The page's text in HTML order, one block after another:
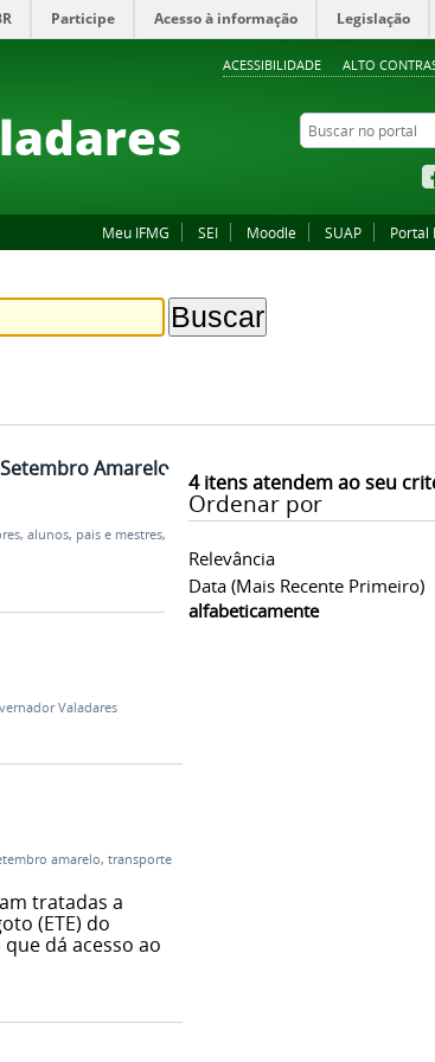
ACESSIBILIDADE ALTO
Participe Acesso à informação Legislação
Buscar no portal
Meu IFMG SEI Moodle SUAP Portal
4itens atendem ao seu
Ordenar por
Relevância
Data (mais Recente Primeiro)
alfabeticamente
Amarelo
, alunos, pais e mestres,
Valadares
amarelo, transporte
tratadas a
(ETE) do
dá acesso ao